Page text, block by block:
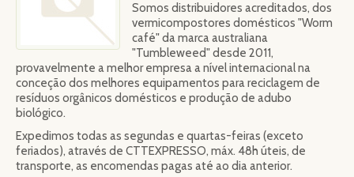
Somos distribuidores acreditados, dos
vermicompostores domésticos "Worm
café" da marca australiana
"Tumbleweed" desde 2011,
provavelmente a melhor empresa a nível internacional na
conceção dos melhores equipamentos para reciclagem de
resíduos orgânicos domésticos e produção de adubo
biológico.
Expedimos todas as segundas e quartas-feiras (exceto
feriados), através de CTTEXPRESSO, máx. 48h úteis, de
transporte, as encomendas pagas até ao dia anterior.